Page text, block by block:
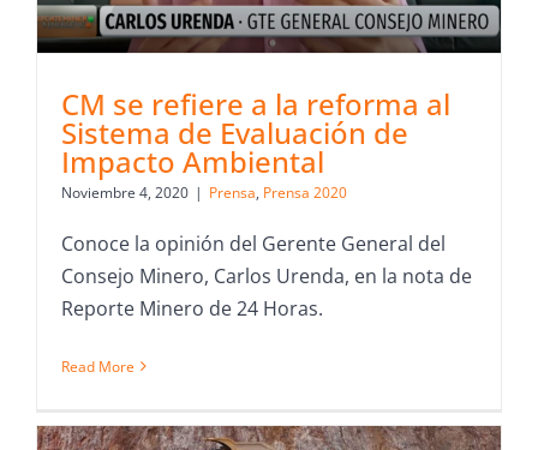
CM se refiere a la reforma al
Sistema de Evaluación de
Impacto Ambiental
Noviembre 4, 2020 | Prensa, Prensa 2020
Conoce la opinión del Gerente General del
Consejo Minero, Carlos Urenda, en la nota de
Reporte Minero de 24 Horas.
Read More